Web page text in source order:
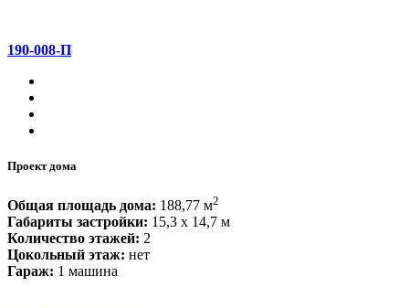
190-008-П
Проект дома
Общая площадь дома: 188,77 м2
Габариты застройки: 15,3 x 14,7 м
Количество этажей: 2
Цокольный этаж: нет
Гараж: 1 машина